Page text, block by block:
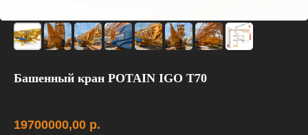
Башенный кран POTAIN IGO T70
19700000,00 р.